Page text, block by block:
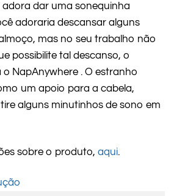
dar uma sonequinha
adoraria descansar alguns
mas no seu trabalho não
possibilite tal descanso, o
NapAnywhere . O estranho
um apoio para a cabela,
alguns minutinhos de sono em
sobre o produto, aqui.